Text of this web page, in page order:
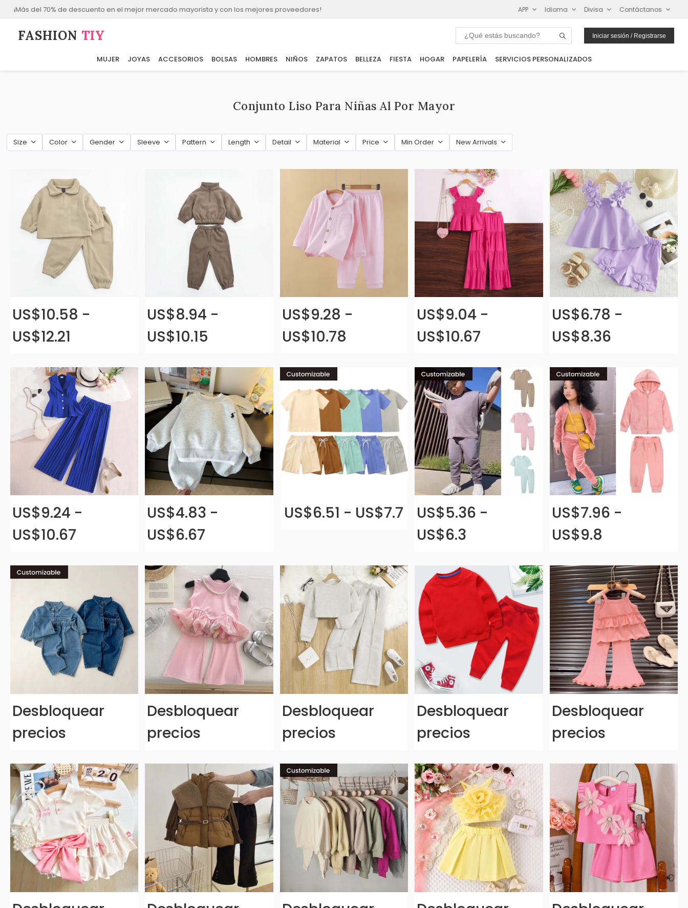
¡Más del 70% de descuento en el mejor mercado mayorista y con los mejores proveedores! APP Idioma Divisa Contáctanos
FASHION⁠ TIY Iniciar sesión / Registrarse
MUJER JOYAS ACCESORIOS BOLSAS HOMBRES NIÑOS ZAPATOS BELLEZA FIESTA HOGAR PAPELERÍA SERVICIOS PERSONALIZADOS
Conjunto Liso Para Niñas Al Por Mayor
Size Color Gender Sleeve Pattern Length Detail Material Price Min Order New Arrivals
US$10.58 -
US$12.21
US$8.94 -
US$10.15
US$9.28 -
US$10.78
US$9.04 -
US$10.67
US$6.78 -
US$8.36
US$9.24 -
US$10.67
US$4.83 -
US$6.67
US$6.51 - US$7.7
US$5.36 -
US$6.3
US$7.96 -
US$9.8
Desbloquear
precios
Desbloquear
precios
Desbloquear
precios
Desbloquear
precios
Desbloquear
precios